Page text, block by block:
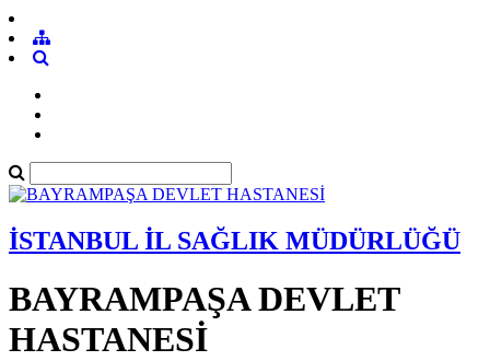
İSTANBUL İL SAĞLIK MÜDÜRLÜĞÜ
BAYRAMPAŞA DEVLET
HASTANESİ